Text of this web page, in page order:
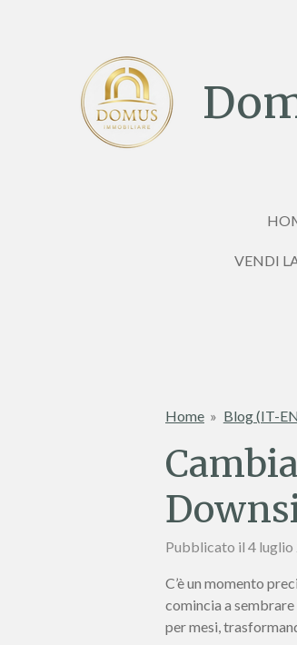
VENDI
Home » Blog (IT-
Pubblicato il 4 luglio
C’è un momento
comincia a
per mesi,